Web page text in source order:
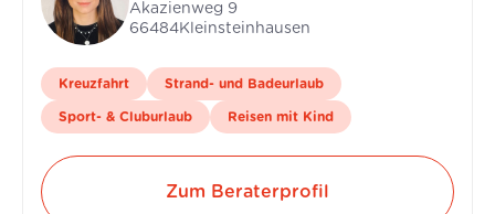
Akazienweg 9
66484Kleinsteinhausen
Kreuzfahrt Strand- und Badeurlaub
Sport- & Cluburlaub Reisen mit Kind
Zum Beraterprofil